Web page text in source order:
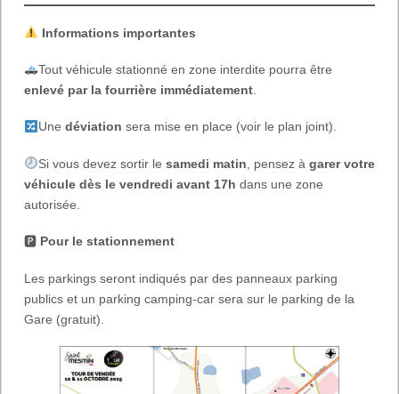
Informations importantes
Tout véhicule stationné en zone interdite pourra être
enlevé par la fourrière immédiatement
Une déviation sera mise en place (voir le plan joint).
Si vous devez sortir le samedi matin , pensez à garer votre
véhicule dès le vendredi avant 17h dans une zone
autorisée.
🅿 Pour le stationnement
Les parkings seront indiqués par des panneaux parking
publics et un parking camping-car sera sur le parking de la
Gare (gratuit).